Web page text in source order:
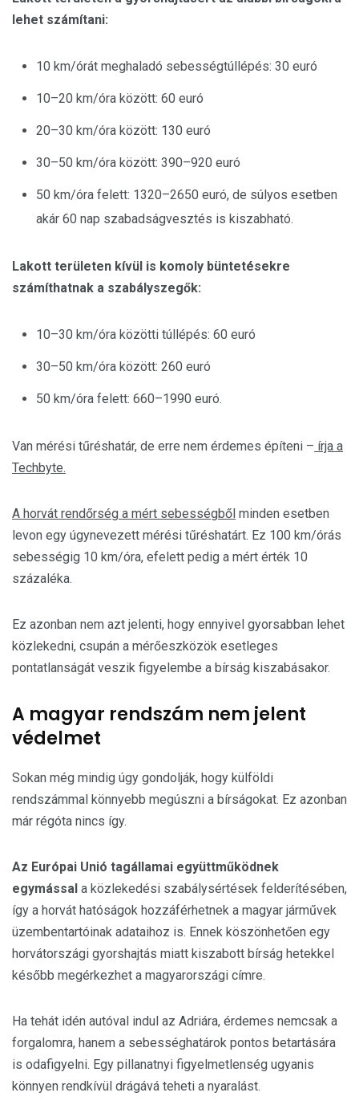
lehet számítani:
10 km/órát meghaladó sebességtúllépés: 30 euró
10–20 km/óra között: 60 euró
20–30 km/óra között: 130 euró
30–50 km/óra között: 390–920 euró
50 km/óra felett: 1320–2650 euró, de súlyos esetben
akár 60 nap szabadságvesztés is kiszabható.
Lakott területen kívül is komoly büntetésekre
számíthatnak a szabályszegők:
10–30 km/óra közötti túllépés: 60 euró
30–50 km/óra között: 260 euró
50 km/óra felett: 660–1990 euró.
Van mérési tűréshatár, de erre nem érdemes építeni – írja a
Techbyte.
A horvát rendőrség a mért sebességből minden esetben
levon egy úgynevezett mérési tűréshatárt. Ez 100 km/órás
sebességig 10 km/óra, efelett pedig a mért érték 10
százaléka.
Ez azonban nem azt jelenti, hogy ennyivel gyorsabban lehet
közlekedni, csupán a mérőeszközök esetleges
pontatlanságát veszik figyelembe a bírság kiszabásakor.
A magyar rendszám nem jelent
védelmet
Sokan még mindig úgy gondolják, hogy külföldi
rendszámmal könnyebb megúszni a bírságokat. Ez azonban
már régóta nincs így.
Az Európai Unió tagállamai együttműködnek
egymással a közlekedési szabálysértések felderítésében,
így a horvát hatóságok hozzáférhetnek a magyar járművek
üzembentartóinak adataihoz is. Ennek köszönhetően egy
horvátországi gyorshajtás miatt kiszabott bírság hetekkel
később megérkezhet a magyarországi címre.
Ha tehát idén autóval indul az Adriára, érdemes nemcsak a
forgalomra, hanem a sebességhatárok pontos betartására
is odafigyelni. Egy pillanatnyi figyelmetlenség ugyanis
könnyen rendkívül drágává teheti a nyaralást.